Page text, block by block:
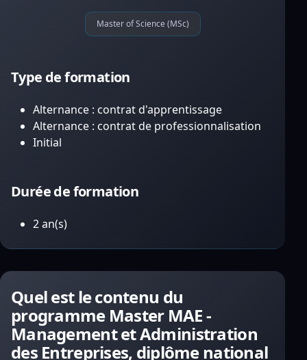
Master of Science (MSc)
Type de formation
Alternance : contrat d'apprentissage
Alternance : contrat de professionnalisation
Initial
Durée de formation
2 an(s)
Quel est le contenu du
programme Master MAE -
Management et Administration
des Entreprises, diplôme national